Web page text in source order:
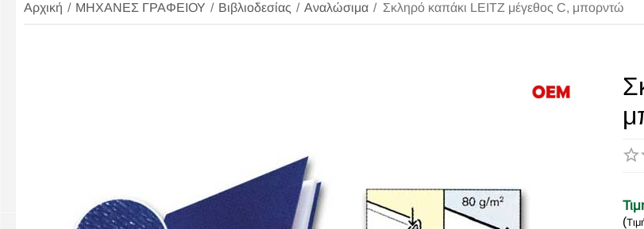
Αρχική / ΜΗΧΑΝΕΣ ΓΡΑΦΕΙΟΥ / Βιβλιοδεσίας / Αναλώσιμα / Σκληρό καπάκι LEITZ μέγεθος C, μπορντώ
(